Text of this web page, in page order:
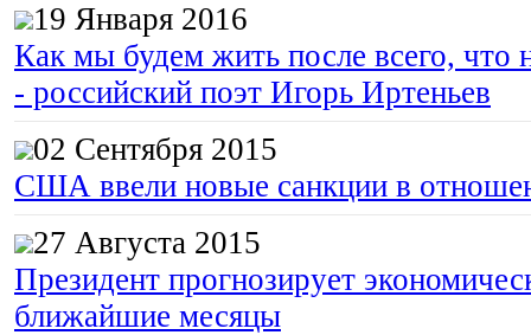
19 Января 2016
Как мы будем жить после всего, что
- российский поэт Игорь Иртеньев
02 Сентября 2015
США ввели новые санкции в
27 Августа 2015
Президент прогнозирует
ближайшие месяцы